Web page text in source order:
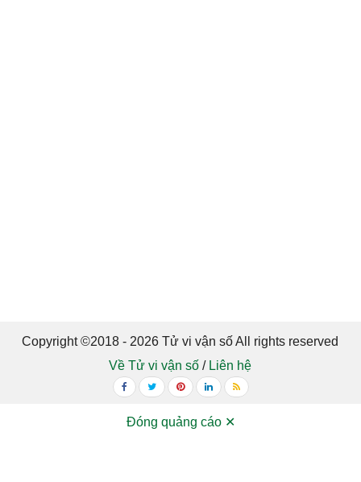
Copyright ©2018 - 2026 Tử vi vận số All rights reserved
Về Tử vi vận số / Liên hệ
Đóng quảng cáo ✕